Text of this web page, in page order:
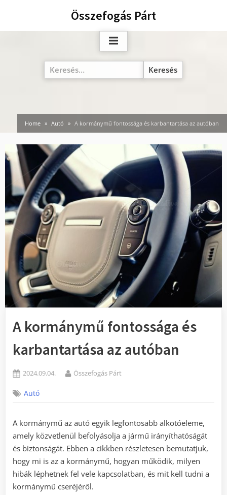
content
Összefogás Párt
Keresés:
Home Autó A kormánymű fontossága és karbantartása az autóban
A kormánymű fontossága és
karbantartása az autóban
Posted
2024.09.04. By
Összefogás Párt
Autó
A kormánymű az autó egyik legfontosabb alkotóeleme,
amely közvetlenül befolyásolja a jármű irányíthatóságát
és biztonságát. Ebben a cikkben részletesen bemutatjuk,
hogy mi is az a kormánymű, hogyan működik, milyen
hibák léphetnek fel vele kapcsolatban, és mit kell tudni a
kormánymű cseréjéről.